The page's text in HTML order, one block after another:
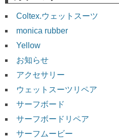
Coltex.ウェットスーツ
monica rubber
Yellow
お知らせ
アクセサリー
ウェットスーツリペア
サーフボード
サーフボードリペア
サーフムービー